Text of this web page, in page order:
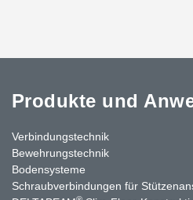
Produkte und
Verbindungstechnik
Bewehrungstechnik
Bodensysteme
Schraubverbindungen für